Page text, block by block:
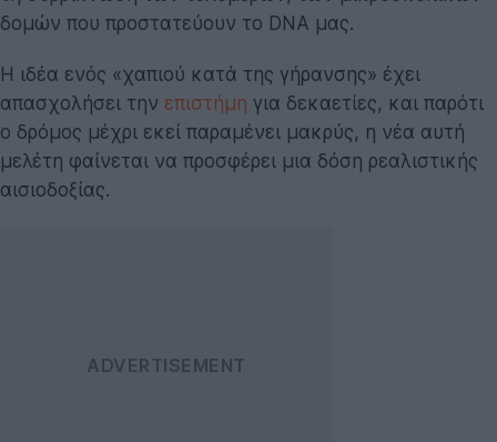
δομών που προστατεύουν το DNA μας.
Η ιδέα ενός «χαπιού κατά της γήρανσης» έχει
απασχολήσει την επιστήμη για δεκαετίες, και παρότι
ο δρόμος μέχρι εκεί παραμένει μακρύς, η νέα αυτή
μελέτη φαίνεται να προσφέρει μια δόση ρεαλιστικής
αισιοδοξίας.